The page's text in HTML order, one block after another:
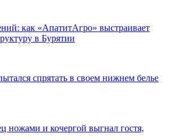
как «АпатитАгро» выстраивает
в Бурятии
спрятать в своем нижнем белье
ножами и кочергой выгнал гостя,